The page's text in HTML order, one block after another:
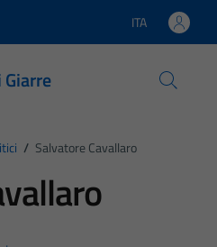
Lingua attiva:
ITA
/ Salvatore Cavallaro